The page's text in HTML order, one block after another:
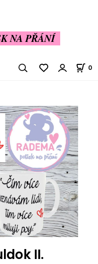
NA PŘÁNÍ
0
II.